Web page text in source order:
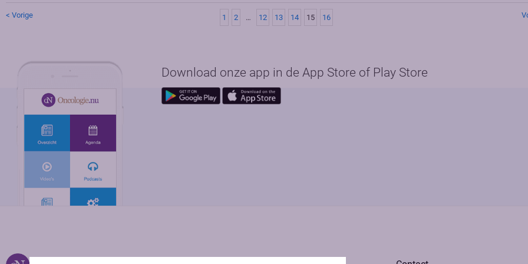
< Vorige 1 2 … 12 13 14 15 16
Download onze app in de App Store of Play Store